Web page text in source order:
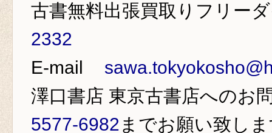
古書無料出張買取りフリー
2332
E-mail
澤口書店 東京古書店へのお
5577-6982 までお願い致し